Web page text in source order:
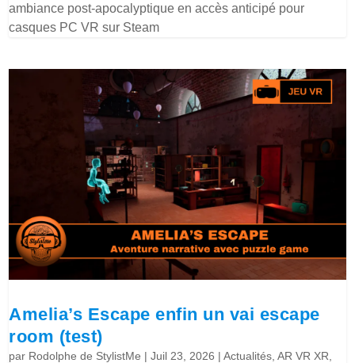
ambiance post-apocalyptique en accès anticipé pour
casques PC VR sur Steam
Amelia’s Escape enfin un vai escape
room (test)
par Rodolphe de StylistMe |Juil 23, 2026 |Actualités ,AR VR XR